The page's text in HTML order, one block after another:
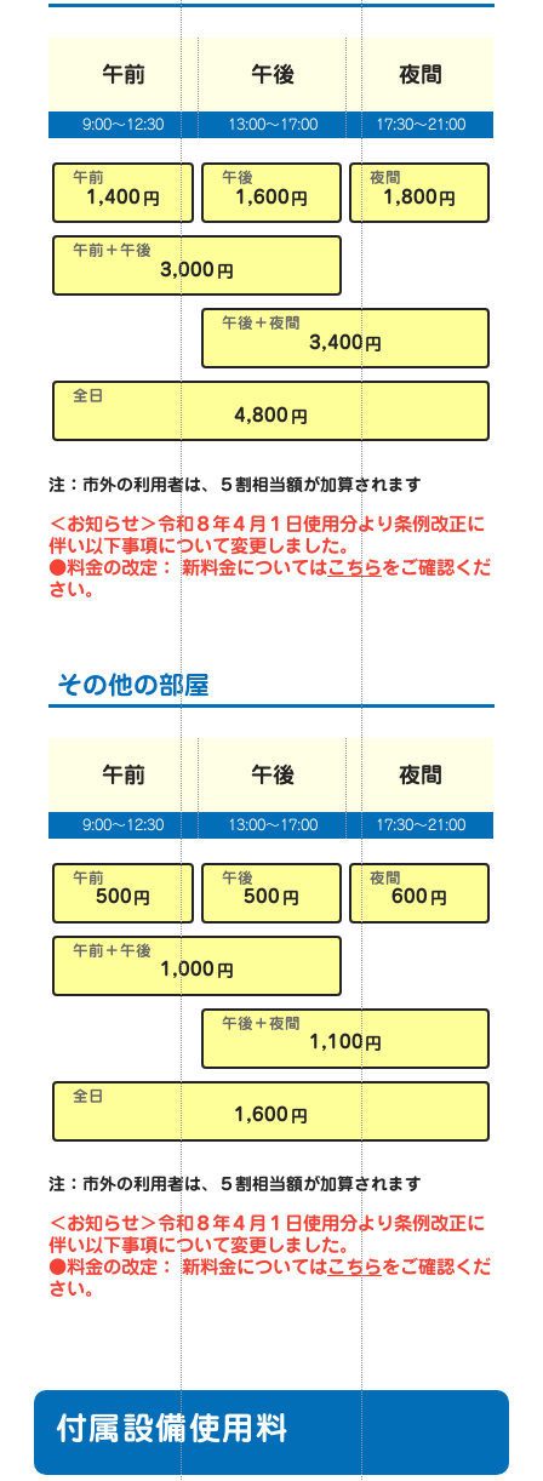
午前 午後 夜間
9:00～12:30 13:00～17:00 17:30～21:00
午前
1,400 円
午後
1,600 円
夜間
1,800 円
午前＋午後
3,000 円
午後＋夜間
3,400 円
全日
4,800 円
注：市外の利用者は、５割相当額が加算されます
＜お知らせ＞令和８年４月１日使用分より条例改正に
伴い以下事項について変更しました。
●料金の改定： 新料金についてはこちらをご確認くだ
さい。
その他の部屋
午前 午後 夜間
9:00～12:30 13:00～17:00 17:30～21:00
午前
500 円
午後
500 円
夜間
600 円
午前＋午後
1,000 円
午後＋夜間
1,100 円
全日
1,600 円
注：市外の利用者は、５割相当額が加算されます
＜お知らせ＞令和８年４月１日使用分より条例改正に
伴い以下事項について変更しました。
●料金の改定： 新料金についてはこちらをご確認くだ
さい。
付属設備使用料